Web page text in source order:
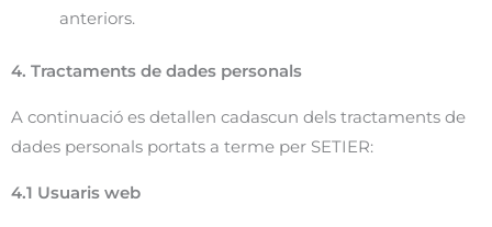
anteriors.
4. Tractaments de dades personals
A continuació es detallen cadascun dels tractaments de
dades personals portats a terme per SETIER:
4.1 Usuaris web